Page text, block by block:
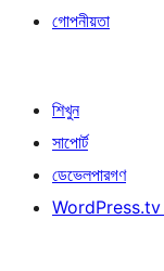
গোপনীয়তা
শিখুন
সাপোর্ট
ডেভেলপারগণ
WordPress.tv